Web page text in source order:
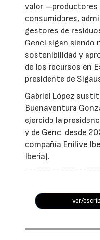
valor —productores
consumidores,
gestores de
Genci sigan siendo
sostenibilidad y
de los recursos en
presidente de
Gabriel López
Buenaventura
ejercido la
y de Genci desde
compañía Enilive
Iberia).
ver/